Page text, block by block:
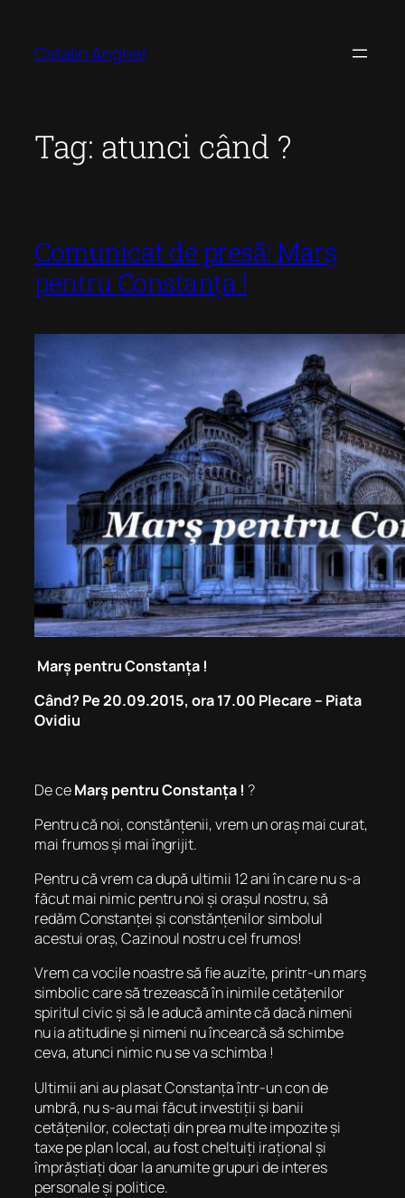
content
Catalin Anghel
Tag: atunci când ?
Comunicat de presă: Marș
pentru Constanța !
Marș pentru Constanța !
Când? Pe 20.09.2015, ora 17.00 Plecare – Piata
Ovidiu
De ceMarș pentru Constanța ! ?
Pentru că noi, constănțenii, vrem un oraș mai curat,
mai frumos și mai îngrijit.
Pentru că vrem ca după ultimii 12 ani în care nu s-a
făcut mai nimic pentru noi și orașul nostru, să
redăm Constanței și constănțenilor simbolul
acestui oraș, Cazinoul nostru cel frumos!
Vrem ca vocile noastre să fie auzite, printr-un marș
simbolic care să trezească în inimile cetățenilor
spiritul civic și să le aducă aminte că dacă nimeni
nu ia atitudine și nimeni nu încearcă să schimbe
ceva, atunci nimic nu se va schimba !
Ultimii ani au plasat Constanța într-un con de
umbră, nu s-au mai făcut investiții și banii
cetățenilor, colectați din prea multe impozite și
taxe pe plan local, au fost cheltuiți irațional și
împrăștiați doar la anumite grupuri de interes
personale și politice.